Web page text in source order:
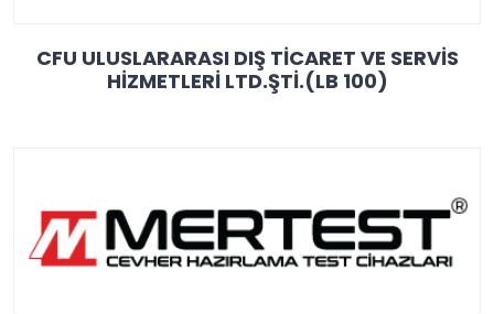
CFU ULUSLARARASI DIŞ TİCARET VE SERVİS
HİZMETLERİ LTD.ŞTİ.(LB 100)